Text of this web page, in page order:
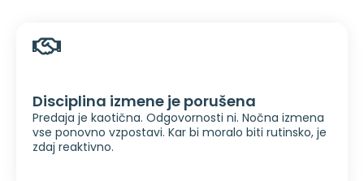
Disciplina izmene je porušena
Predaja je kaotična. Odgovornosti ni. Nočna izmena
vse ponovno vzpostavi. Kar bi moralo biti rutinsko, je
zdaj reaktivno.